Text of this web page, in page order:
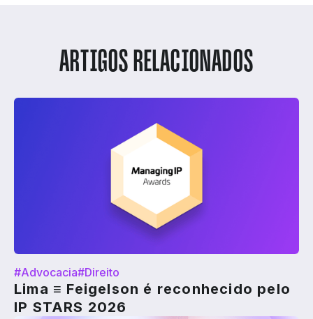
ARTIGOS RELACIONADOS
#Advocacia#Direito
Lima ≡ Feigelson é reconhecido pelo
IP STARS 2026